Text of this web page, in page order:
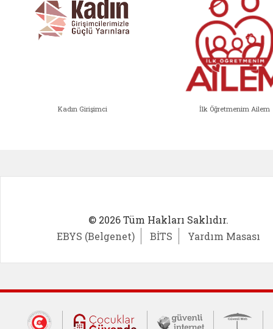
Kadın Girişimci İlk Öğretmenim Ailem
© 2026 Tüm Hakları Saklıdır.
EBYS (Belgenet)
BİTS Yardım Masası
Dış Bağlantılar
Cumhurbaşkanlığı İletişim Merkezi
Çocuklar Güvende (yeni
Güvenli